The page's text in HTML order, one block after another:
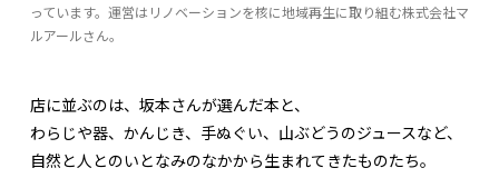
っています。運営はリノベーションを核に地域再生に取り組む株式会社マ
ルアールさん。
店に並ぶのは、坂本さんが選んだ本と、
わらじや器、かんじき、手ぬぐい、山ぶどうのジュースなど、
自然と人とのいとなみのなかから生まれてきたものたち。